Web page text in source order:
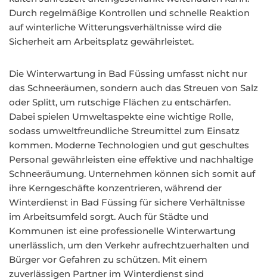
Durch regelmäßige Kontrollen und schnelle Reaktion
auf winterliche Witterungsverhältnisse wird die
Sicherheit am Arbeitsplatz gewährleistet.
Die Winterwartung in Bad Füssing umfasst nicht nur
das Schneeräumen, sondern auch das Streuen von Salz
oder Splitt, um rutschige Flächen zu entschärfen.
Dabei spielen Umweltaspekte eine wichtige Rolle,
sodass umweltfreundliche Streumittel zum Einsatz
kommen. Moderne Technologien und gut geschultes
Personal gewährleisten eine effektive und nachhaltige
Schneeräumung. Unternehmen können sich somit auf
ihre Kerngeschäfte konzentrieren, während der
Winterdienst in Bad Füssing für sichere Verhältnisse
im Arbeitsumfeld sorgt. Auch für Städte und
Kommunen ist eine professionelle Winterwartung
unerlässlich, um den Verkehr aufrechtzuerhalten und
Bürger vor Gefahren zu schützen. Mit einem
zuverlässigen Partner im Winterdienst sind